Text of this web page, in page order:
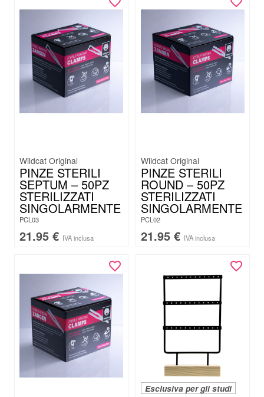
Wildcat Original
PINZE STERILI
SEPTUM – 50PZ
STERILIZZATI
SINGOLARMENTE
PCL03
21.95 € IVA inclusa
Wildcat Original
PINZE STERILI
ROUND – 50PZ
STERILIZZATI
SINGOLARMENTE
PCL02
21.95 € IVA inclusa
Esclusiva per gli studi